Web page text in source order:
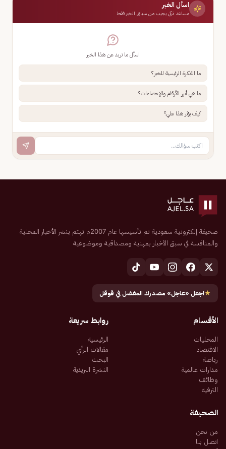
اسأل الخبر
مساعد ذكي يجيب من سياق الخبر فقط
اسأل ما تريد عن هذا الخبر
ما الفكرة الرئيسية للخبر؟
ما هي أبرز الأرقام والإحصاءات؟
كيف يؤثر هذا علي؟
صحيفة إلكترونية سعودية تم تأسيسها عام 2007م تهتم بنشر الأخبار المحلية
والمنافسة في سبق الأخبار بمهنية ومصداقية وموضوعية
★اجعل «عاجل» مصدرك المفضل في قوقل
الأقسام
المحليات
الاقتصاد
رياضة
مدارات عالمية
وظائف
الترفيه
روابط سريعة
الرئيسية
مقالات الرأي
البحث
النشرة البريدية
الصحيفة
من نحن
اتصل بنا